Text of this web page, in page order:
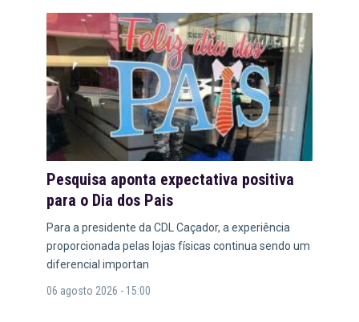
Pesquisa aponta expectativa positiva
para o Dia dos Pais
Para a presidente da CDL Caçador, a experiência
proporcionada pelas lojas físicas continua sendo um
diferencial importan
06 agosto 2026 - 15:00